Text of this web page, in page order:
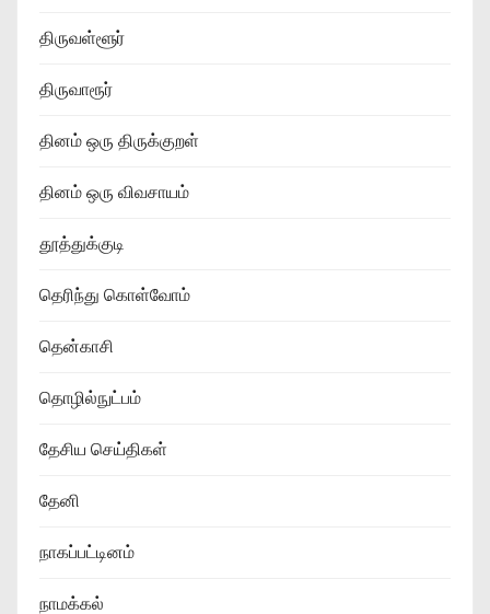
திருவள்ளூர்
திருவாரூர்
தினம் ஒரு திருக்குறள்
தினம் ஒரு விவசாயம்
தூத்துக்குடி
தெரிந்து கொள்வோம்
தென்காசி
தொழில்நுட்பம்
தேசிய செய்திகள்
தேனி
நாகப்பட்டினம்
நாமக்கல்